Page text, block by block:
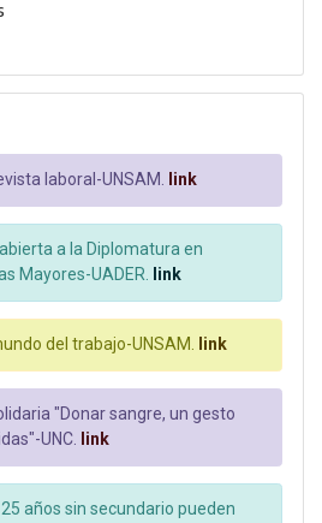
laboral-UNSAM. link
a la Diplomatura en
Mayores-UADER. link
del trabajo-UNSAM. link
"Donar sangre, un gesto
UNC. link
años sin secundario pueden